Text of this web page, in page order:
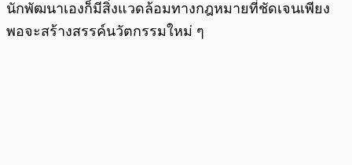
นักพัฒนาเองก็มีสิ่งแวดล้อมทางกฎหมายที่ชัดเจนเพียง
พอจะสร้างสรรค์นวัตกรรมใหม่ ๆ